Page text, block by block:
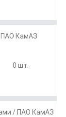
ПАО КамАЗ
0 шт.
/ ПАО КамАЗ